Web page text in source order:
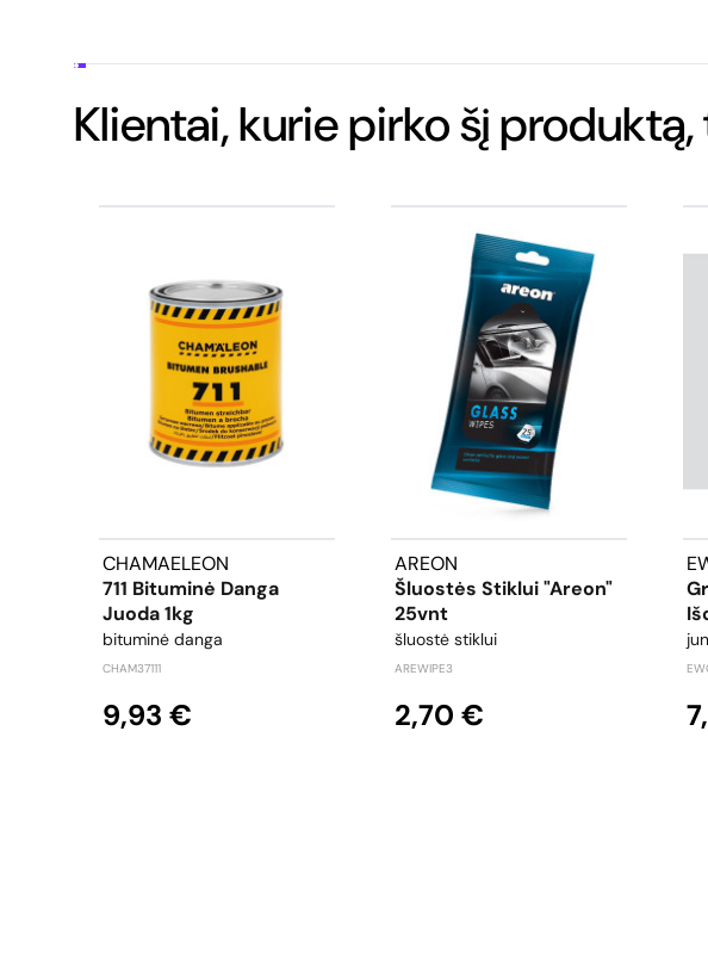
Klientai, kurie pirko šį
CHAMAELEON
711 Bituminė Danga
Juoda 1kg
bituminė danga
CHAM37111
9,93 €
AREON
Šluostės Stiklui "Areon"
25vnt
šluostė stiklui
AREWIPE3
2,70 €